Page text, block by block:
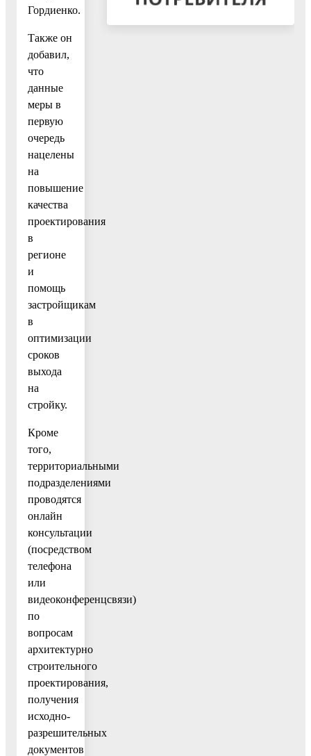
Гордиенко.
Также он
добавил,
что
данные
меры в
первую
очередь
нацелены
на
повышение
качества
проектирования
в
регионе
и
помощь
застройщикам
в
оптимизации
сроков
выхода
на
стройку.
Кроме
того,
территориальными
подразделениями
проводятся
онлайн
консультации
(посредством
телефона
или
видеоконференцсвязи)
по
вопросам
архитектурно
строительного
проектирования,
получения
исходно-
разрешительных
документов